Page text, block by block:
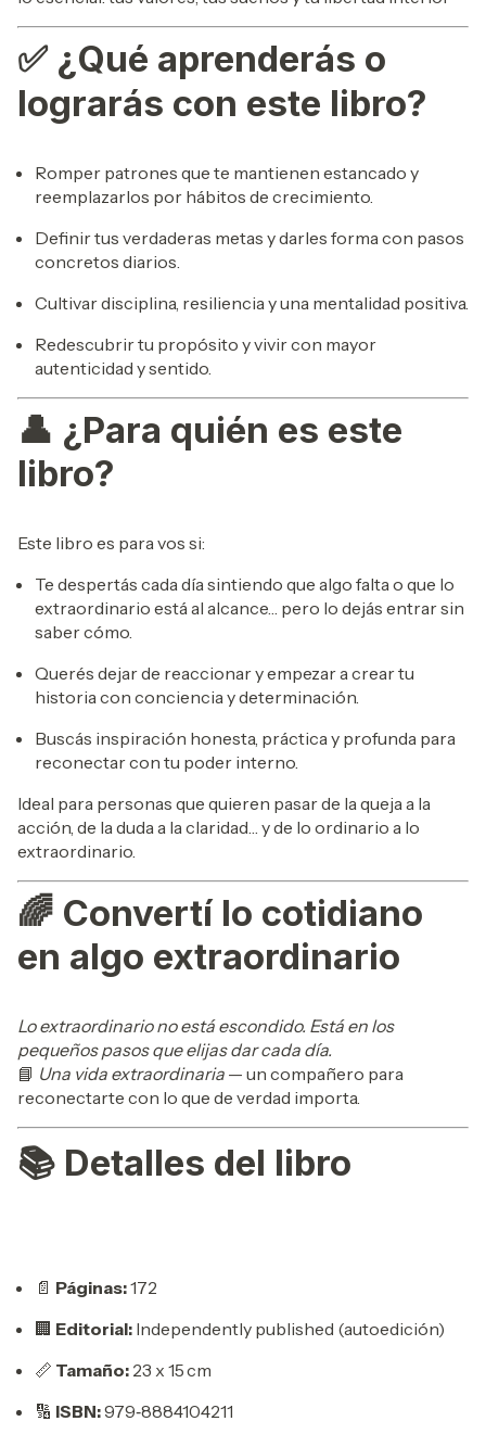
✅ ¿Qué aprenderás o
lograrás con este libro?
Romper patrones que te mantienen estancado y
reemplazarlos por hábitos de crecimiento.
Definir tus verdaderas metas y darles forma con pasos
concretos diarios.
Cultivar disciplina, resiliencia y una mentalidad positiva.
Redescubrir tu propósito y vivir con mayor
autenticidad y sentido.
👤 ¿Para quién es este
libro?
Este libro es para vos si:
Te despertás cada día sintiendo que algo falta o que lo
extraordinario está al alcance… pero lo dejás entrar sin
saber cómo.
Querés dejar de reaccionar y empezar a crear tu
historia con conciencia y determinación.
Buscás inspiración honesta, práctica y profunda para
reconectar con tu poder interno.
Ideal para personas que quieren pasar de la queja a la
acción, de la duda a la claridad… y de lo ordinario a lo
extraordinario.
🌈 Convertí lo cotidiano
en algo extraordinario
Lo extraordinario no está escondido. Está en los
pequeños pasos que elijas dar cada día.
📘 Una vida extraordinaria — un compañero para
reconectarte con lo que de verdad importa.
📚 Detalles del libro
📄 Páginas:172
🏢 Editorial: Independently published (autoedición)
📏 Tamaño: 23 x 15 cm
🔢 ISBN:979‑8884104211